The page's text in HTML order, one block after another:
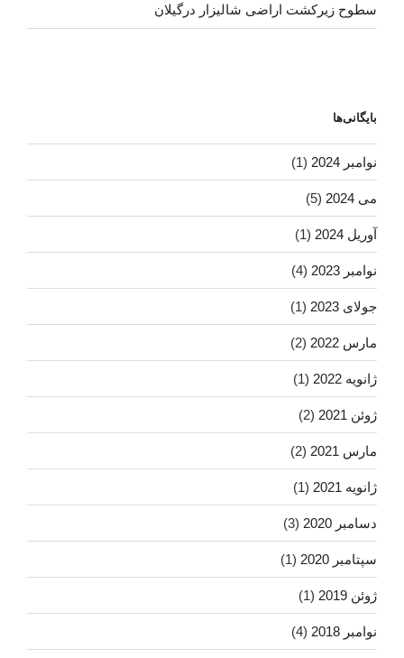
سطوح زیرکشت اراضی شالیزار درگیلان
بایگانی‌ها
نوامبر 2024 (1)
می 2024 (5)
آوریل 2024 (1)
نوامبر 2023 (4)
جولای 2023 (1)
مارس 2022 (2)
ژانویه 2022 (1)
ژوئن 2021 (2)
مارس 2021 (2)
ژانویه 2021 (1)
دسامبر 2020 (3)
سپتامبر 2020 (1)
ژوئن 2019 (1)
نوامبر 2018 (4)